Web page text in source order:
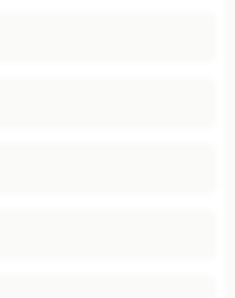
über die Jahre.